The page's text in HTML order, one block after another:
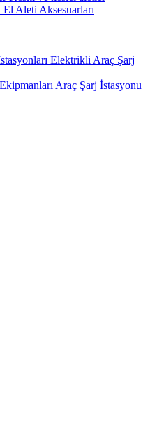
El Aleti Aksesuarları
Elektrikli Araç Şarj
Araç Şarj İstasyonu